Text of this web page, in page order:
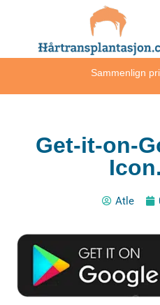
Sammenlign
Get-it-on-
Atle